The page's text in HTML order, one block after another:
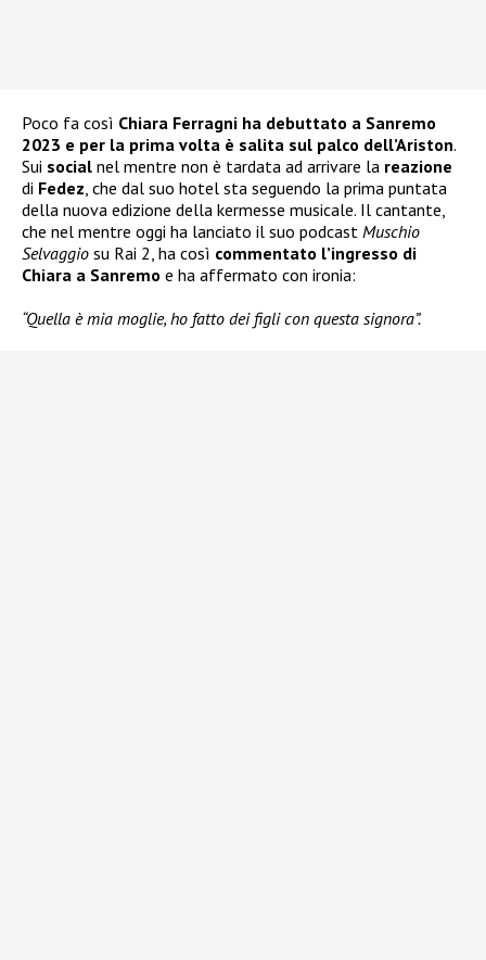
Poco fa così Chiara Ferragni ha debuttato a Sanremo
2023 e per la prima volta è salita sul palco dell’Ariston.
Sui social nel mentre non è tardata ad arrivare la reazione
di Fedez, che dal suo hotel sta seguendo la prima puntata
della nuova edizione della kermesse musicale. Il cantante,
che nel mentre oggi ha lanciato il suo podcast Muschio
Selvaggio su Rai 2, ha così commentato l’ingresso di
Chiara a Sanremo e ha affermato con ironia:
“Quella è mia moglie, ho fatto dei figli con questa signora”.